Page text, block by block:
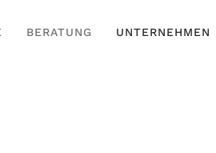
BERATUNG UNTERNEHMEN